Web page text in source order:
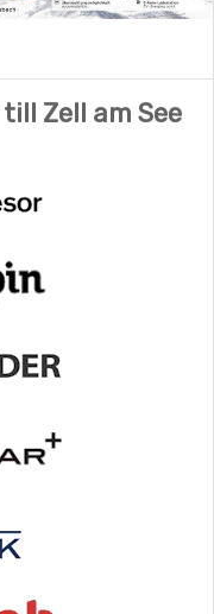
Zell am See